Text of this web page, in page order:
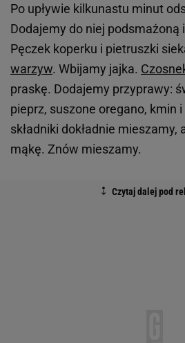
Po upływie kilkunastu minut
Dodajemy do niej podsmażoną
Pęczek koperku i pietruszki
warzyw. Wbijamy jajka.
praskę. Dodajemy przyprawy:
pieprz, suszone oregano, kmin
składniki dokładnie
mąkę. Znów mieszamy.